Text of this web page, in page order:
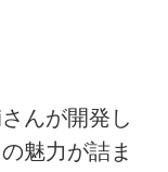
んが開発し
魅力が詰ま